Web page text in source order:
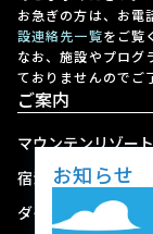
お急ぎの方は、お電
設連絡先一覧をご覧
なお、施設やプログ
ておりませんのでご
ご案内
マウンテンリゾート
宿泊
ダイニング
お知らせ